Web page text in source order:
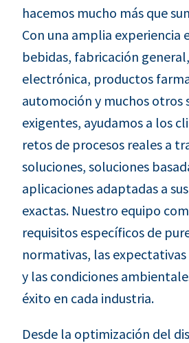
hacemos mucho más que
Con una amplia experiencia
bebidas, fabricación
electrónica, productos
automoción y muchos otros
exigentes, ayudamos a los
retos de procesos reales a
soluciones, soluciones
aplicaciones adaptadas a
exactas. Nuestro equipo
requisitos específicos de
normativas, las
y las condiciones
éxito en cada industria.
Desde la optimización del